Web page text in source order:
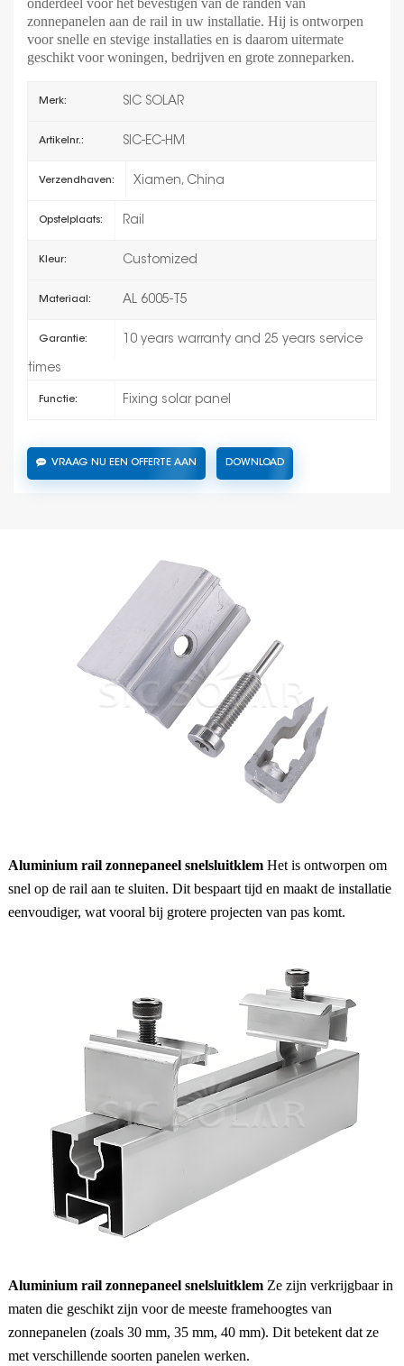
onderdeel voor het bevestigen van de randen van
zonnepanelen aan de rail in uw installatie. Hij is ontworpen
voor snelle en stevige installaties en is daarom uitermate
geschikt voor woningen, bedrijven en grote zonneparken.
Merk: SIC SOLAR
Artikelnr.: SIC-EC-HM
Verzendhaven: Xiamen, China
Opstelplaats: Rail
Kleur: Customized
Materiaal: AL 6005-T5
Garantie: 10 years warranty and 25 years service
times
Functie: Fixing solar panel
VRAAG NU EEN OFFERTE AAN DOWNLOAD
Aluminium rail zonnepaneel snelsluitklem Het is ontworpen om
snel op de rail aan te sluiten. Dit bespaart tijd en maakt de installatie
eenvoudiger, wat vooral bij grotere projecten van pas komt.
Aluminium rail zonnepaneel snelsluitklem Ze zijn verkrijgbaar in
maten die geschikt zijn voor de meeste framehoogtes van
zonnepanelen (zoals 30 mm, 35 mm, 40 mm). Dit betekent dat ze
met verschillende soorten panelen werken.